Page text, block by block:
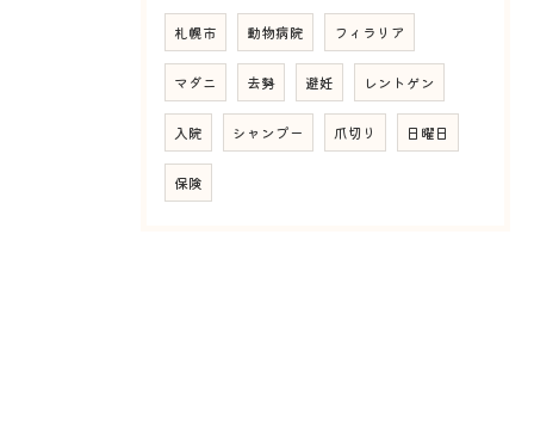
札幌市 動物病院 フィラリア
マダニ 去勢 避妊 レントゲン
入院 シャンプー 爪切り 日曜日
保険